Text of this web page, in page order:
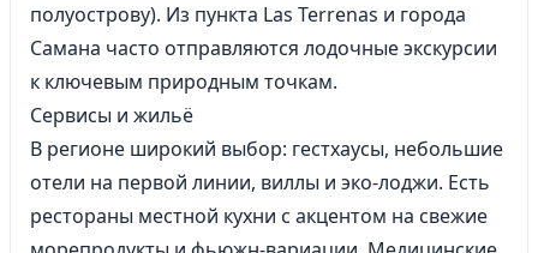
полуострову). Из пункта Las Terrenas и города
Самана часто отправляются лодочные экскурсии
к ключевым природным точкам.
Сервисы и жильё
В регионе широкий выбор: гестхаусы, небольшие
отели на первой линии, виллы и эко‑лоджи. Есть
рестораны местной кухни с акцентом на свежие